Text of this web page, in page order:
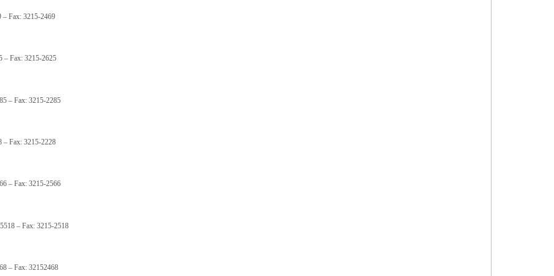
– Fax: 3215-2469
– Fax: 3215-2625
– Fax: 3215-2285
– Fax: 3215-2228
– Fax: 3215-2566
– Fax: 3215-2518
– Fax: 32152468